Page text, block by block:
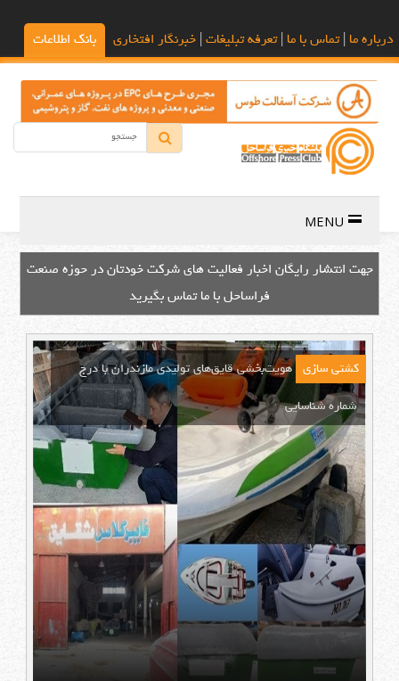
درباره ما |تماس با ما |تعرفه تبلیغات خبرنگار افتخاری بانک اطلاعات
MENU
باشگاه خبری فراساحل؛ مرجع تخصصی انتشار اخبار صنعت فراساحل
ایران و جهان
کشتی سازی هویت‌بخشی قایق‌های تولیدی مازندران با درج
شماره شناسایی